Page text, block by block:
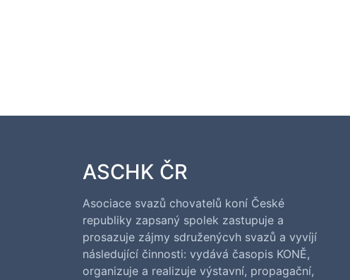
ASCHK ČR
Asociace svazů chovatelů koní České
republiky zapsaný spolek zastupuje a
prosazuje zájmy sdruženýcvh svazů a vyvíjí
následující činnosti: vydává časopis KONĚ,
organizuje a realizuje výstavní, propagační,